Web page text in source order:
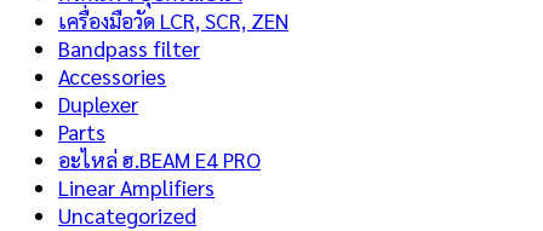
เครื่องมือวัด LCR, SCR, ZEN
Bandpass filter
Accessories
Duplexer
Parts
อะไหล่ ฮ.BEAM E4 PRO
Linear Amplifiers
Uncategorized